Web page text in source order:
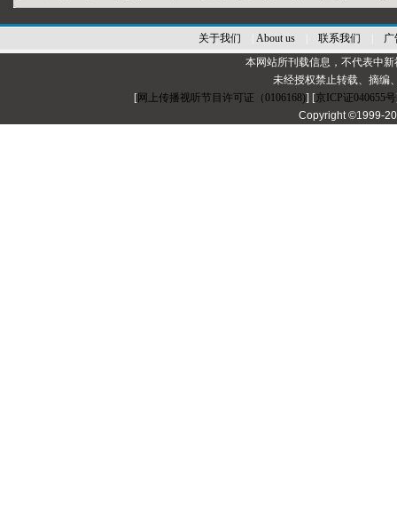
关于我们 About us| 联系我们
广
本网站所刊载信息，不代表中
未经授权禁止转载、摘编
[网上传播视听节目许可证（0106168)] [京ICP证040655号
Copyright ©1999-